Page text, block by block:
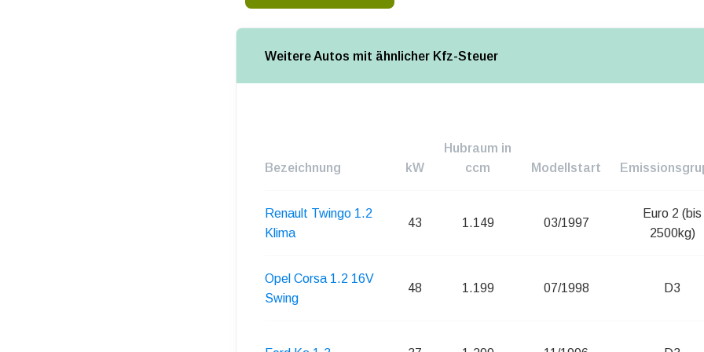
Weitere Autos mit ähnlicher Kfz-Steuer
Bezeichnung kW
Hubraum in
ccm
Modellstart
Renault Twingo 1.2
Klima
43 1.149 03/1997
Euro 2 (bis
2500kg)
Opel Corsa 1.2 16V
Swing
48 1.199 07/1998 D3